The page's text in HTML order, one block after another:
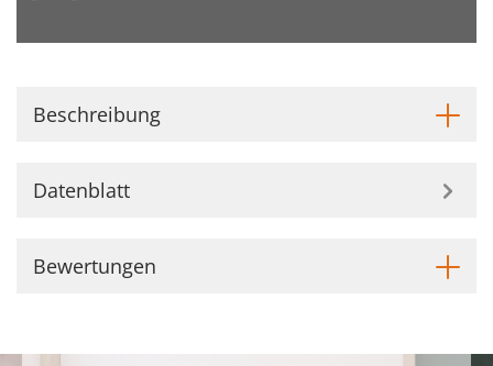
Beschreibung
Datenblatt
Bewertungen